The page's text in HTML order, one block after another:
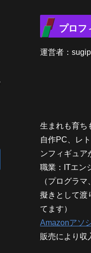
プロフ
運営者：
生まれも育ち
自作PC、レ
ンフィギュア
職業：ITエン
（プログラ
擬きとして渡
てます）
Amazonアソ
販売により収